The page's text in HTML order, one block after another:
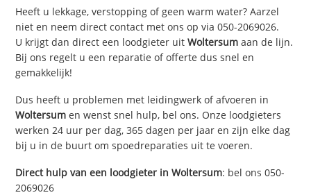
Heeft u lekkage, verstopping of geen warm water? Aarzel
niet en neem direct contact met ons op via 050-2069026.
U krijgt dan direct een loodgieter uitWoltersum aan de lijn.
Bij ons regelt u een reparatie of offerte dus snel en
gemakkelijk!
Dus heeft u problemen met leidingwerk of afvoeren in
Woltersum en wenst snel hulp, bel ons. Onze loodgieters
werken 24 uur per dag, 365 dagen per jaar en zijn elke dag
bij u in de buurt om spoedreparaties uit te voeren.
Direct hulp van een loodgieter inWoltersum: bel ons 050-
2069026